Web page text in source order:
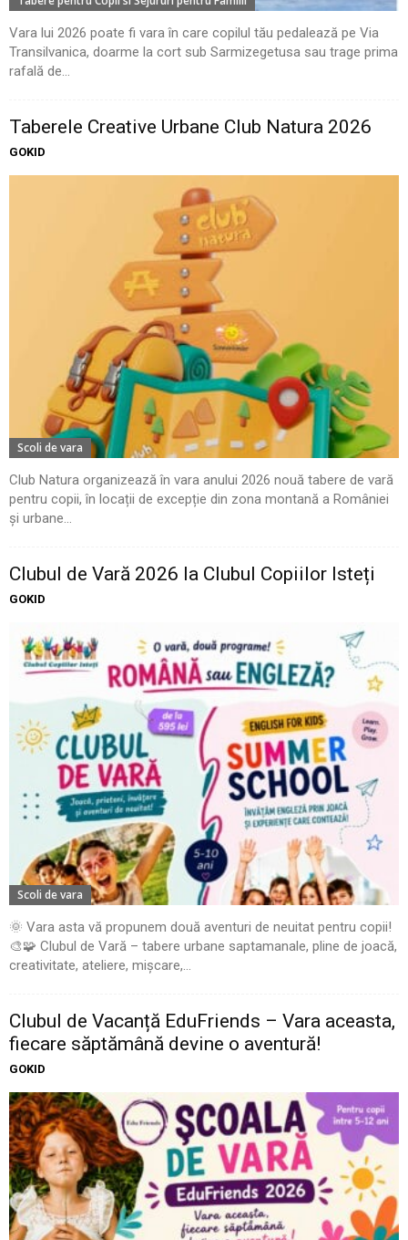
Vara lui 2026 poate fi vara în care copilul tău pedalează pe Via
Transilvanica, doarme la cort sub Sarmizegetusa sau trage prima
rafală de...
Taberele Creative Urbane Club Natura 2026
GOKID
Scoli de vara
Club Natura organizează în vara anului 2026 nouă tabere de vară
pentru copii, în locații de excepție din zona montană a României
și urbane...
Clubul de Vară 2026 la Clubul Copiilor Isteți
GOKID
Scoli de vara
🌞 Vara asta vă propunem două aventuri de neuitat pentru copii!
🎨🧩 Clubul de Vară – tabere urbane saptamanale, pline de joacă,
creativitate, ateliere, mișcare,...
Clubul de Vacanță EduFriends – Vara aceasta,
fiecare săptămână devine o aventură!
GOKID